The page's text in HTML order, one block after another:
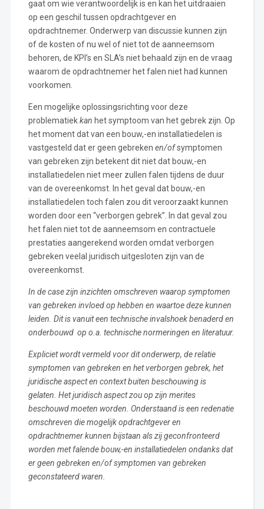
gaat om wie verantwoordelijk is en kan het uitdraaien
op een geschil tussen opdrachtgever en
opdrachtnemer. Onderwerp van discussie kunnen zijn
of de kosten of nu wel of niet tot de aanneemsom
behoren, de KPI’s en SLA’s niet behaald zijn en de vraag
waarom de opdrachtnemer het falen niet had kunnen
voorkomen.
Een mogelijke oplossingsrichting voor deze
problematiekkan het symptoom van het gebrek zijn. Op
het moment dat van een bouw,-en installatiedelen is
vastgesteld dat er geen gebreken en/ofsymptomen
van gebreken zijn betekent dit niet dat bouw,-en
installatiedelen niet meer zullen falen tijdens de duur
van de overeenkomst. In het geval dat bouw,-en
installatiedelen toch falen zou dit veroorzaakt kunnen
worden door een “verborgen gebrek”. In dat geval zou
het falen niet tot de aanneemsom en contractuele
prestaties aangerekend worden omdat verborgen
gebreken veelal juridisch uitgesloten zijn van de
overeenkomst.
In de case zijn inzichten omschreven waarop symptomen
van gebreken invloed op hebben en waartoe deze kunnen
leiden. Dit is vanuit een technische invalshoek benaderd en
onderbouwd op o.a. technische normeringen en literatuur.
Expliciet wordt vermeld voor dit onderwerp, de relatie
symptomen van gebreken en het verborgen gebrek, het
juridische aspect en context buiten beschouwing is
gelaten. Het juridisch aspect zou op zijn merites
beschouwd moeten worden. Onderstaand is een redenatie
omschreven die mogelijk opdrachtgever en
opdrachtnemer kunnen bijstaan als zij geconfronteerd
worden met falende bouw,-en installatiedelen ondanks dat
er geen gebreken en/of symptomen van gebreken
geconstateerd waren.